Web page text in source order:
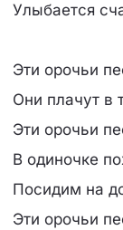
Улыбается
Эти орочьи
Они плачут в
Эти орочьи
В одиночке
Посидим на
Эти орочьи